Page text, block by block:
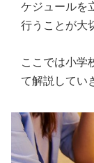
ケジュールを
行うことが大
ここでは小学
て解説してい